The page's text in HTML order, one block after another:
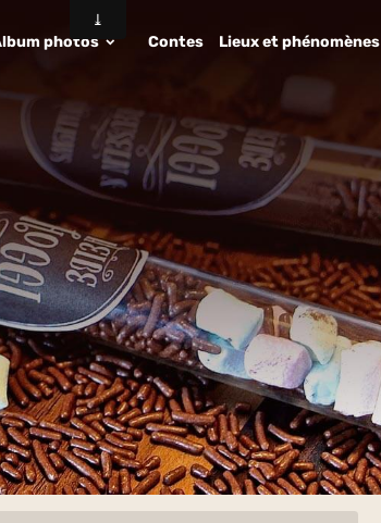
photos Contes Lieux et